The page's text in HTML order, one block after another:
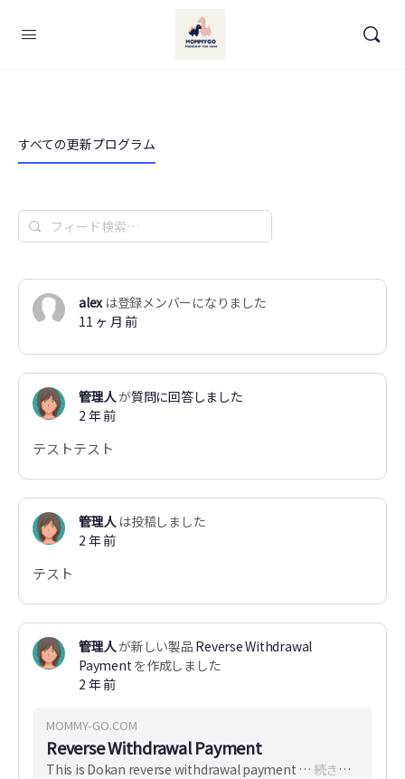
すべての更新プログラム
フ
ィ
検
索…
alexは登録メンバーになりました
11 ヶ 月 前
管理人が質問に回答しました
2 年 前
テストテスト
管理人は投稿しました
2 年 前
テスト
管理人が新しい製品 Reverse Withdrawal
Payment を作成しました
2 年 前
MOMMY-GO.COM
Reverse Withdrawal Payment
This is Dokan reverse withdrawal payment … 続きを読む